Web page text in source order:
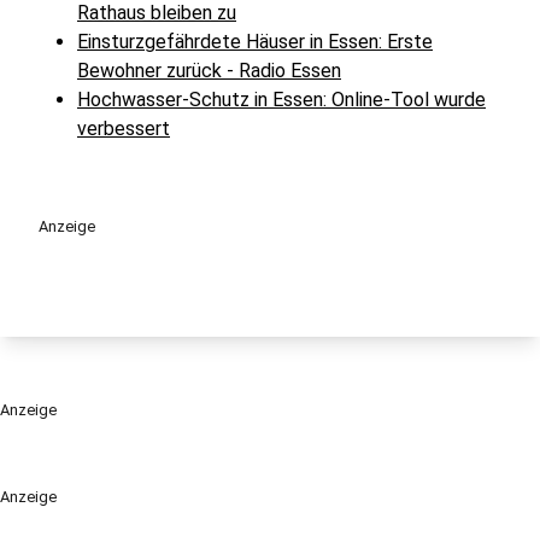
Anzeige
Rathaus bleiben zu
Einsturzgefährdete Häuser in Essen: Erste
Bewohner zurück - Radio Essen
Hochwasser-Schutz in Essen: Online-Tool wurde
verbessert
Anzeige
Anzeige